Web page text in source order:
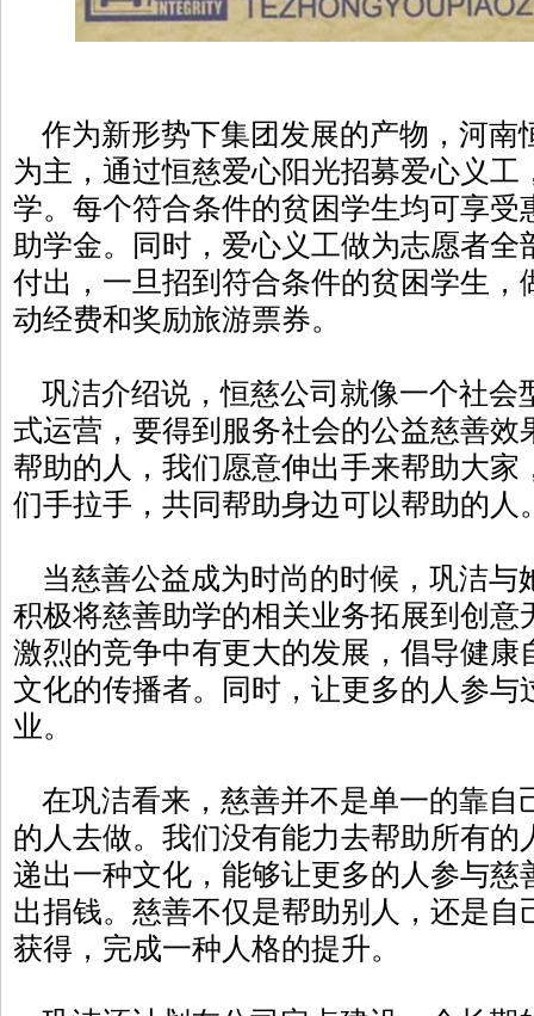
作为新形势下集团发展的产物，河南
为主，通过恒慈爱心阳光招募爱心义
学。每个符合条件的贫困学生均可享受
助学金。同时，爱心义工做为志愿者
付出，一旦招到符合条件的贫困学生，
动经费和奖励旅游票券。
巩洁介绍说，恒慈公司就像一个社会
式运营，要得到服务社会的公益慈善效
帮助的人，我们愿意伸出手来帮助大家
们手拉手，共同帮助身边可以帮助的人
当慈善公益成为时尚的时候，巩洁与
积极将慈善助学的相关业务拓展到创意
激烈的竞争中有更大的发展，倡导健康
文化的传播者。同时，让更多的人参与
业。
在巩洁看来，慈善并不是单一的靠自
的人去做。我们没有能力去帮助所有的
递出一种文化，能够让更多的人参与慈
出捐钱。慈善不仅是帮助别人，还是自
获得，完成一种人格的提升。